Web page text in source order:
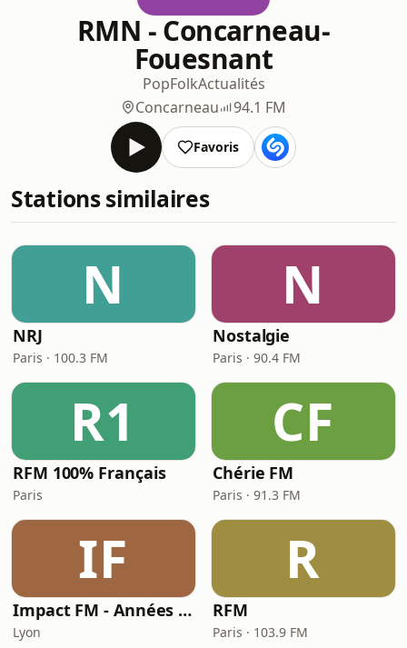
RMN - Concarneau-
Fouesnant
PopFolkActualités
Concarneau
94.1 FM
Favoris
Stations similaires
N
NRJ
Paris · 100.3 FM
N
Nostalgie
Paris · 90.4 FM
R1
RFM 100% Français
Paris
CF
Chérie FM
Paris · 91.3 FM
IF
Impact FM - Années 80
Lyon
R
RFM
Paris · 103.9 FM